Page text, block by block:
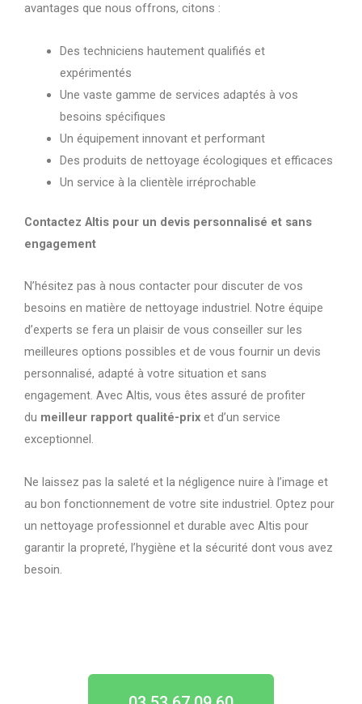
avantages que nous offrons, citons :
Des techniciens hautement qualifiés et
expérimentés
Une vaste gamme de services adaptés à vos
besoins spécifiques
Un équipement innovant et performant
Des produits de nettoyage écologiques et efficaces
Un service à la clientèle irréprochable
Contactez Altis pour un devis personnalisé et sans
engagement
N’hésitez pas à nous contacter pour discuter de vos
besoins en matière de nettoyage industriel. Notre équipe
d’experts se fera un plaisir de vous conseiller sur les
meilleures options possibles et de vous fournir un devis
personnalisé, adapté à votre situation et sans
engagement. Avec Altis, vous êtes assuré de profiter
du meilleur rapport qualité-prix et d’un service
exceptionnel.
Ne laissez pas la saleté et la négligence nuire à l’image et
au bon fonctionnement de votre site industriel. Optez pour
un nettoyage professionnel et durable avec Altis pour
garantir la propreté, l’hygiène et la sécurité dont vous avez
besoin.